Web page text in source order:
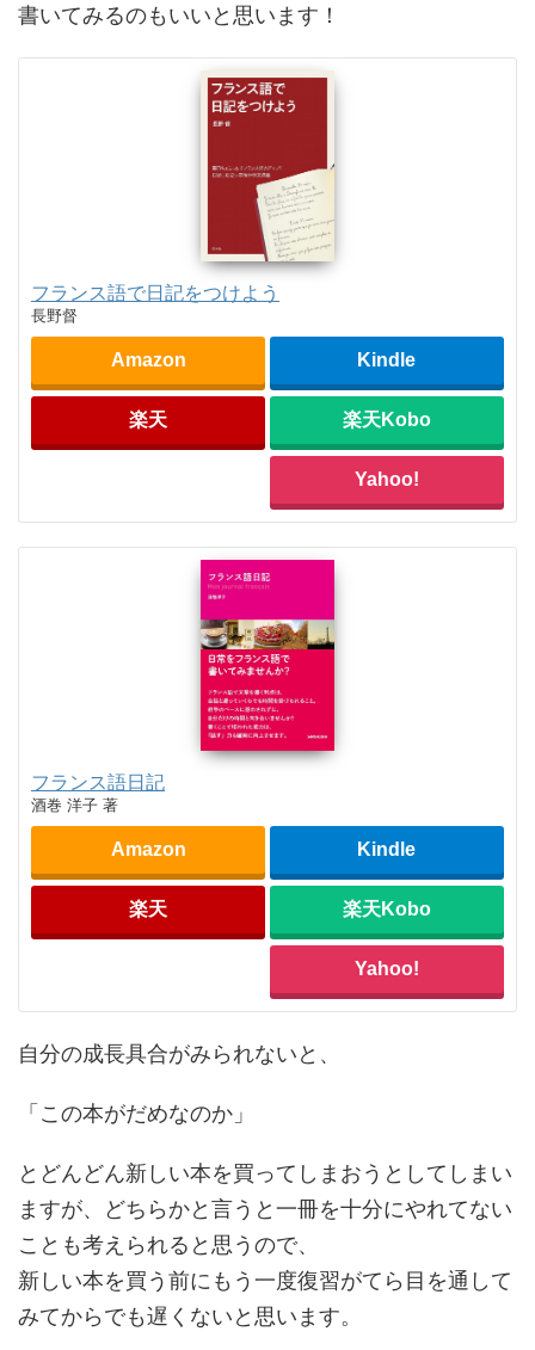
書いてみるのもいいと思います！
フランス語で日記をつけよう
長野督
Amazon Kindle
楽天 楽天Kobo
Yahoo!
フランス語日記
酒巻 洋子 著
Amazon Kindle
楽天 楽天Kobo
Yahoo!
自分の成長具合がみられないと、
「この本がだめなのか」
とどんどん新しい本を買ってしまおうとしてしまい
ますが、どちらかと言うと一冊を十分にやれてない
ことも考えられると思うので、
新しい本を買う前にもう一度復習がてら目を通して
みてからでも遅くないと思います。